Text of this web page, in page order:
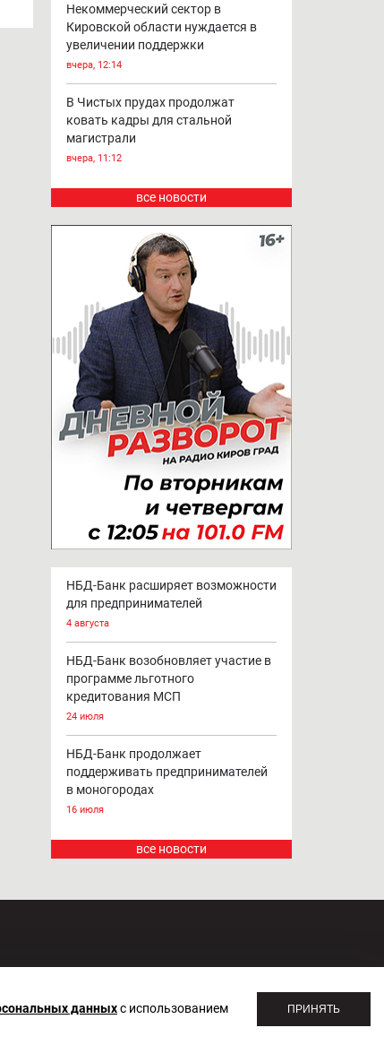
Некоммерческий сектор в
Кировской области нуждается в
увеличении поддержки
вчера, 12:14
В Чистых прудах продолжат
ковать кадры для стальной
магистрали
вчера, 11:12
все новости
НБД-Банк расширяет возможности
для предпринимателей
4 августа
НБД-Банк возобновляет участие в
программе льготного
кредитования МСП
24 июля
НБД-Банк продолжает
поддерживать предпринимателей
в моногородах
16 июля
все новости
20.07.2018. Регистрационный номер ЭЛ №
данныхс использованием
ПРИНЯТЬ